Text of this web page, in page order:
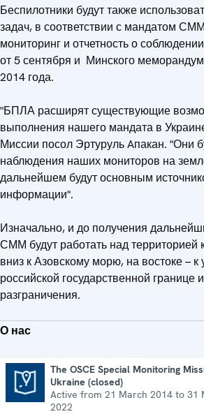
Беспилотники будут также
задач, в соответствии с мандатом
мониторинг и отчетность о
от 5 сентября и Минского
2014 года.
"БПЛА расширят существующие
выполнения нашего мандата в
Миссии посол Эртуруль Aпакан. "Они
наблюдения наших мониторов на
дальнейшем будут основным
информации".
Изначально, и до получения
СММ будут работать над территорией
вниз к Азовскому морю, на востоке – к
российской государственной границе
разграничения.
О нас
The OSCE Special Monitoring
Ukraine (closed)
Active from 21 March 2014 to 31
2022